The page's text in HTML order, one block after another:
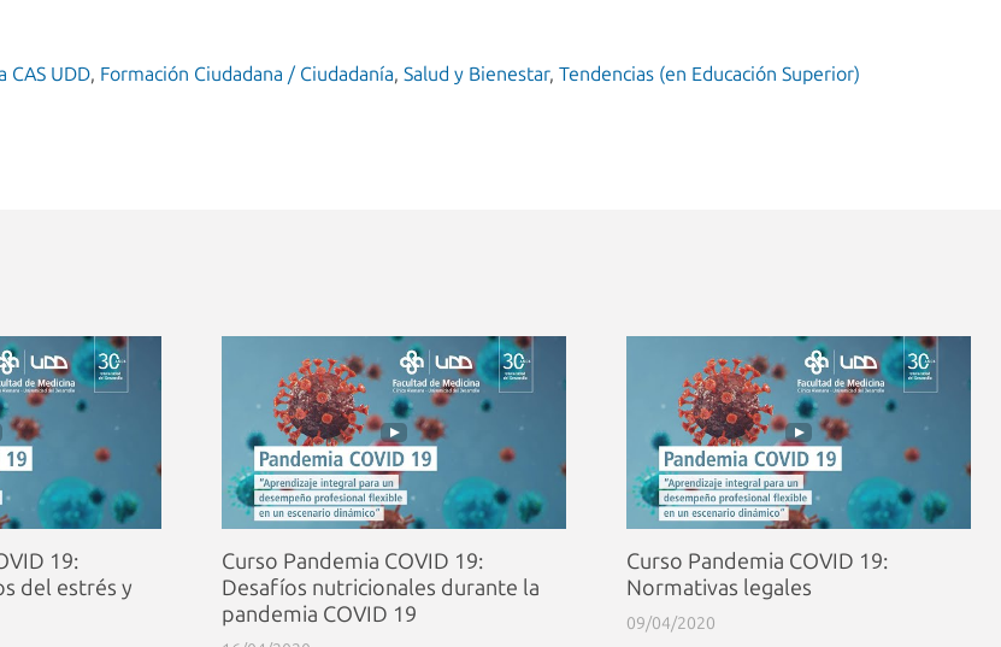
CAS UDD, Formación Ciudadana / Ciudadanía, Salud y Bienestar, Tendencias (en Educación Superior)
19:
del estrés y
Curso Pandemia COVID 19:
Desafíos nutricionales durante la
pandemia COVID 19
Curso Pandemia COVID 19:
Normativas legales
09/04/2020